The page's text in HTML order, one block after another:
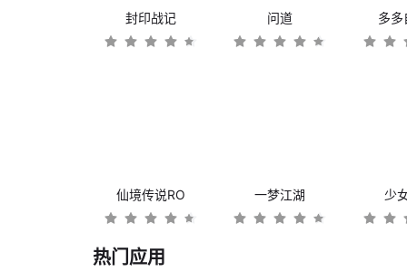
封印战记 问道 多多
仙境传说RO 一梦江湖 少
热门应用